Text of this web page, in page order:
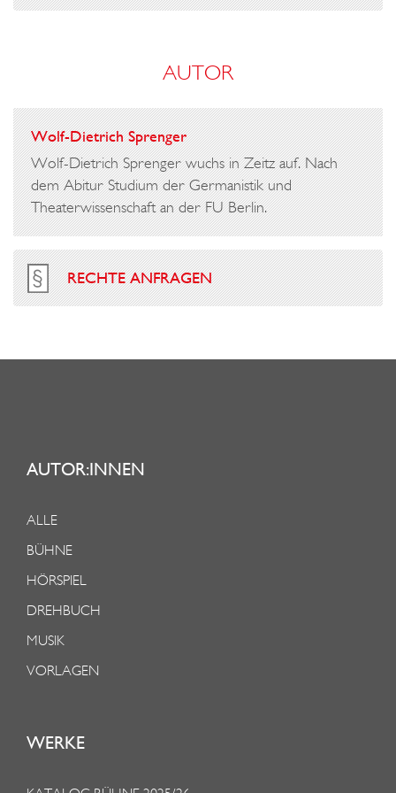
T
E
R
?
A
AUTOR
Wolf-Dietrich Sprenger
Wolf-Dietrich Sprenger wuchs in Zeitz auf. Nach
dem Abitur Studium der Germanistik und
Theaterwissenschaft an der FU Berlin.
RECHTE ANFRAGEN
AUTOR:INNEN
ALLE
BÜHNE
HÖRSPIEL
DREHBUCH
MUSIK
VORLAGEN
WERKE